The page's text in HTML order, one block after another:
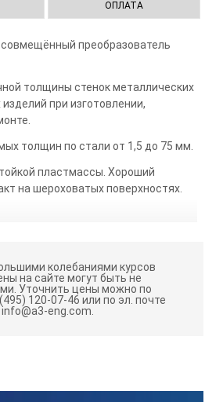
ОПЛАТА
преобразователь
толщины стенок металлических
при изготовлении,
толщин по стали от 1,5 до 75 мм.
пластмассы. Хороший
на шероховатых поверхностях.
колебаниями курсов
на сайте могут быть не
Уточнить цены можно по
120-07-46 или по эл. почте
info@a3-eng.com.